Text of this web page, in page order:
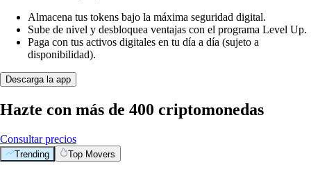
Almacena tus tokens bajo la máxima seguridad digital.
Sube de nivel y desbloquea ventajas con el programa Level Up.
Paga con tus activos digitales en tu día a día (sujeto a
disponibilidad).
Descarga la app
Hazte con más de 400 criptomonedas
Consultar precios
Trending Top Movers